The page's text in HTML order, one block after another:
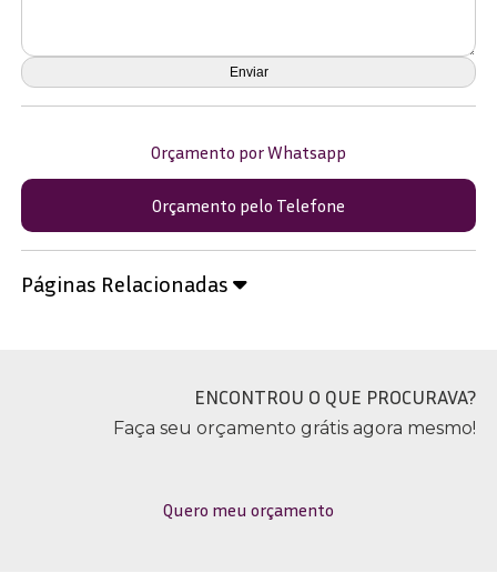
Orçamento por Whatsapp
Orçamento pelo Telefone
Páginas Relacionadas
ENCONTROU O QUE PROCURAVA?
Faça seu orçamento grátis agora mesmo!
Quero meu orçamento